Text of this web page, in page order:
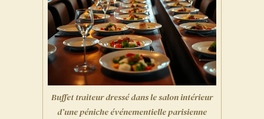
Buffet traiteur dressé dans le salon intérieur
d’une péniche événementielle parisienne